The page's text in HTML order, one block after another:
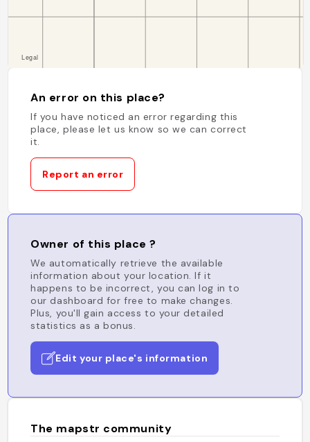
An error on this place?
If you have noticed an error regarding this
place, please let us know so we can correct
it.
Report an error
Owner of this place ?
We automatically retrieve the available
information about your location. If it
happens to be incorrect, you can log in to
our dashboard for free to make changes.
Plus, you'll gain access to your detailed
statistics as a bonus.
Edit your place's information
The mapstr community